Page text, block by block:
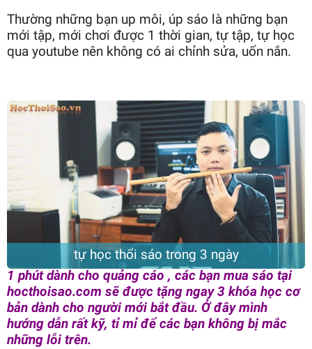
Thường những bạn up môi, úp sáo là những bạn
mới tập, mới chơi được 1 thời gian, tự tập, tự học
qua youtube nên không có ai chỉnh sửa, uốn nắn.
tự học thổi sáo trong 3 ngày
1 phút dành cho quảng cáo , các bạn mua sáo tại
hocthoisao.com sẽ được tặng ngay 3 khóa học cơ
bản dành cho người mới bắt đầu. Ở đây mình
hướng dẫn rất kỹ, tỉ mỉ để các bạn không bị mắc
những lỗi trên.